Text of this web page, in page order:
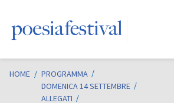
HOME / PROGRAMMA
DOMENICA 14 SETTEMBRE
ALLEGATI